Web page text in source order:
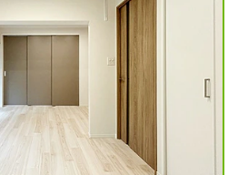
、専門家としてのご提案をいただき、私
くご対応いただきました。工事はお任せ
綺麗な仕上がりで、引渡しを受けまし
安心して快適に暮らしております。